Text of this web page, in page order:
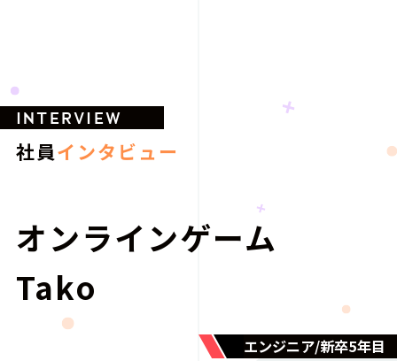
INTERVIEW
社員インタビュー
オンラインゲーム
Tako
エンジニア/新卒5年目